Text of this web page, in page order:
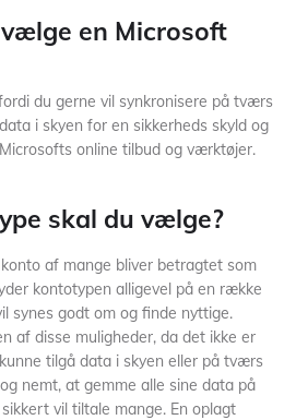
en Microsoft
du gerne vil synkronisere på tværs
i skyen for en sikkerheds skyld og
online tilbud og værktøjer.
skal du vælge?
af mange bliver betragtet som
kontotypen alligevel på en række
synes godt om og finde nyttige.
af disse muligheder, da det ikke er
tilgå data i skyen eller på tværs
nemt, at gemme alle sine data på
vil tiltale mange. En oplagt